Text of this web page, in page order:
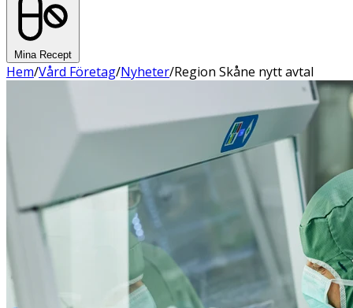
Mina Recept
Hem/Vård Företag/Nyheter/Region Skåne nytt avtal